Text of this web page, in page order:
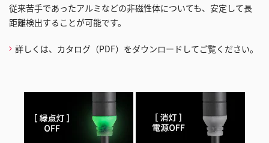
従来苦手であったアルミなどの非磁性体についても、安定して長
距離検出することが可能です。
詳しくは、カタログ（PDF）をダウンロードしてご覧ください。